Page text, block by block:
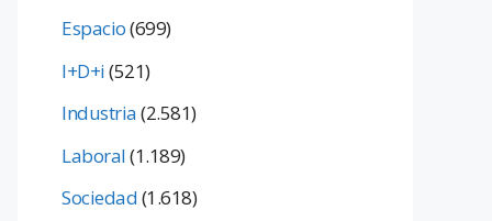
Espacio(699)
I+D+i(521)
Industria(2.581)
Laboral(1.189)
Sociedad(1.618)